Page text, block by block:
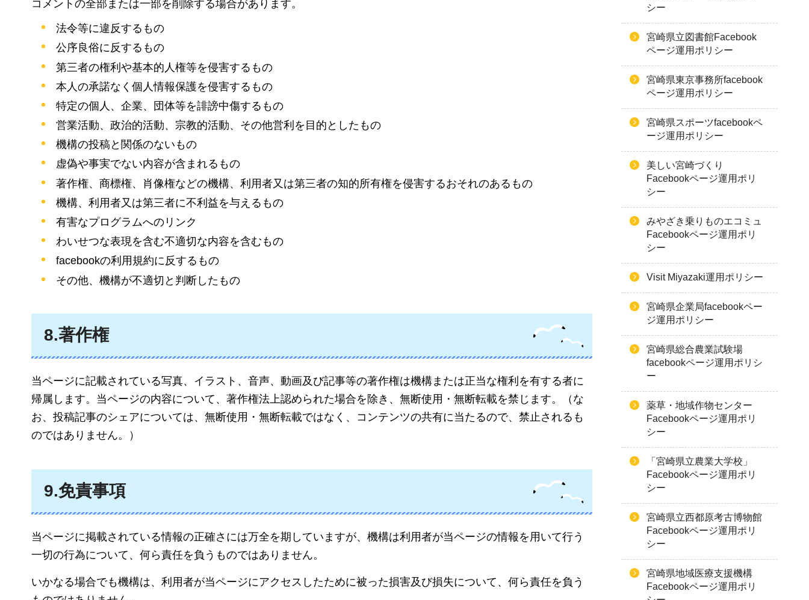
コメントの全部または一部を削除する場合があります。
法令等に違反するもの
公序良俗に反するもの
第三者の権利や基本的人権等を侵害するもの
本人の承諾なく個人情報保護を侵害するもの
特定の個人、企業、団体等を誹謗中傷するもの
営業活動、政治的活動、宗教的活動、その他営利を目的としたもの
機構の投稿と関係のないもの
虚偽や事実でない内容が含まれるもの
著作権、商標権、肖像権などの機構、利用者又は第三者の知的所有権を侵害するおそれのあるもの
機構、利用者又は第三者に不利益を与えるもの
有害なプログラムへのリンク
わいせつな表現を含む不適切な内容を含むもの
facebookの利用規約に反するもの
その他、機構が不適切と判断したもの
8.著作権
当ページに記載されている写真、イラスト、音声、動画及び記事等の著作権は機構または正当な権利を有する者に
帰属します。当ページの内容について、著作権法上認められた場合を除き、無断使用・無断転載を禁じます。（な
お、投稿記事のシェアについては、無断使用・無断転載ではなく、コンテンツの共有に当たるので、禁止されるも
のではありません。）
9.免責事項
当ページに掲載されている情報の正確さには万全を期していますが、機構は利用者が当ページの情報を用いて行う
一切の行為について、何ら責任を負うものではありません。
いかなる場合でも機構は、利用者が当ページにアクセスしたために被った損害及び損失について、何ら責任を負う
シー
宮崎県立図書館Facebook
ページ運用ポリシー
宮崎県東京事務所facebook
ページ運用ポリシー
宮崎県スポーツfacebookペ
ージ運用ポリシー
美しい宮崎づくり
Facebookページ運用ポリ
シー
みやざき乗りものエコミュ
Facebookページ運用ポリ
シー
Visit Miyazaki運用ポリシー
宮崎県企業局facebookペー
ジ運用ポリシー
宮崎県総合農業試験場
facebookページ運用ポリシ
ー
薬草・地域作物センター
Facebookページ運用ポリ
シー
「宮崎県立農業大学校」
Facebookページ運用ポリ
シー
宮崎県立西都原考古博物館
Facebookページ運用ポリ
シー
宮崎県地域医療支援機構
Facebookページ運用ポリ